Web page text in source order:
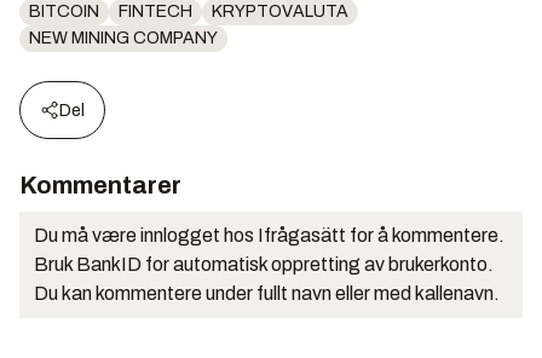
BITCOIN FINTECH
KRYPTOVALUTA
NEW MINING COMPANY
Del
Kommentarer
Du må være innlogget hos Ifrågasätt for å kommentere.
Bruk BankID for automatisk oppretting av brukerkonto.
Du kan kommentere under fullt navn eller med kallenavn.